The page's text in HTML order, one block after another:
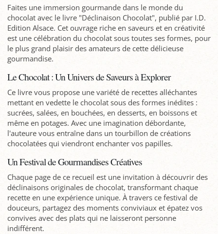
Faites une immersion gourmande dans le monde du
chocolat avec le livre "Déclinaison Chocolat", publié par I.D.
Edition Alsace. Cet ouvrage riche en saveurs et en créativité
est une célébration du chocolat sous toutes ses formes, pour
le plus grand plaisir des amateurs de cette délicieuse
gourmandise.
Le Chocolat : Un Univers de Saveurs à Explorer
Ce livre vous propose une variété de recettes alléchantes
mettant en vedette le chocolat sous des formes inédites :
sucrées, salées, en bouchées, en desserts, en boissons et
même en potages. Avec une imagination débordante,
l'auteure vous entraîne dans un tourbillon de créations
chocolatées qui viendront enchanter vos papilles.
Un Festival de Gourmandises Créatives
Chaque page de ce recueil est une invitation à découvrir des
déclinaisons originales de chocolat, transformant chaque
recette en une expérience unique. À travers ce festival de
douceurs, partagez des moments conviviaux et épatez vos
convives avec des plats qui ne laisseront personne
indifférent.